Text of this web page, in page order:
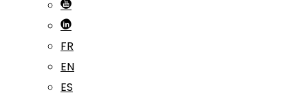
FR
EN
ES